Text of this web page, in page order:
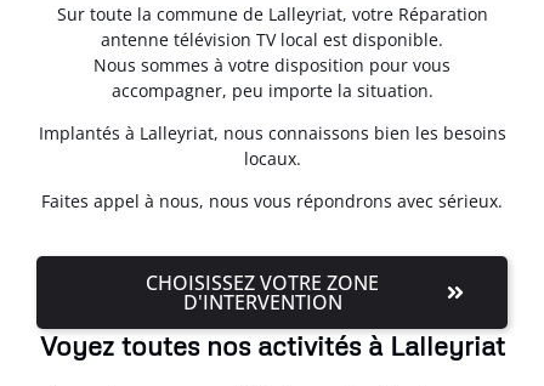
Sur toute la commune de Lalleyriat, votre Réparation
antenne télévision TV local est disponible.
Nous sommes à votre disposition pour vous
accompagner, peu importe la situation.
Implantés à Lalleyriat, nous connaissons bien les besoins
locaux.
Faites appel à nous, nous vous répondrons avec sérieux.
CHOISISSEZ VOTRE ZONE
D'INTERVENTION
Voyez toutes nos activités à Lalleyriat